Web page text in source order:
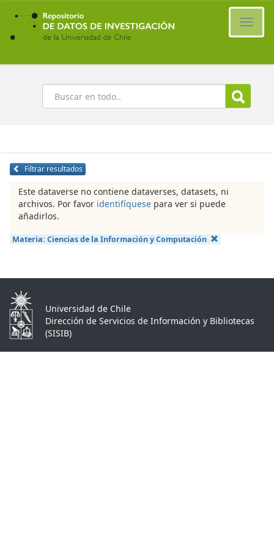
Ir
contenido
principal
Buscar
Filtrar resultados
Este dataverse no contiene dataverses, datasets, ni
archivos. Por favor identifíquese para ver si puede
añadirlos.
Materia: Ciencias de la Información y Computación
Universidad de Chile
Dirección de Servicios de Información y Bibliotecas
(SISIB)